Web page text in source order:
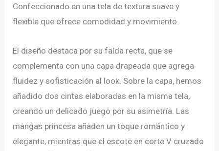
desde
hasta
$82.00
Confeccionado en una tela de textura suave y
flexible que ofrece comodidad y movimiento
El diseño destaca por su falda recta, que se
complementa con una capa drapeada que agrega
fluidez y sofisticación al look. Sobre la capa, hemos
añadido dos cintas elaboradas en la misma tela,
creando un delicado juego por su asimetría. Las
mangas princesa añaden un toque romántico y
elegante, mientras que el escote en corte V cruzado